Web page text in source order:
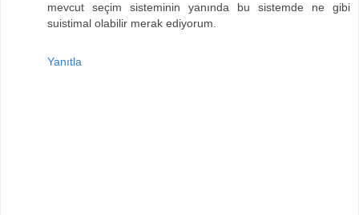
mevcut seçim sisteminin yanında bu sistemde ne gibi
suistimal olabilir merak ediyorum.
Yanıtla